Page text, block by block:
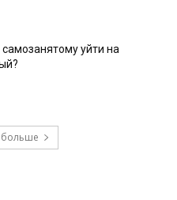
уйти на
больше